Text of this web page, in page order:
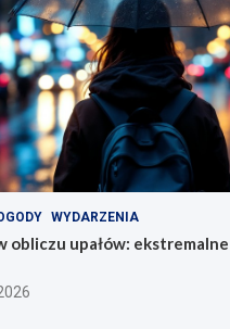
WYDARZENIA
obliczu upałów: